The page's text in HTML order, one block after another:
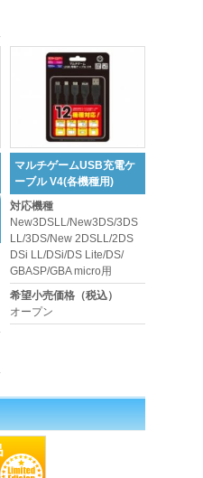
マルチゲームUSB充電ケ
ーブル V4(各機種用)
対応機種
New3DSLL/New3DS/3DS
LL/3DS/New 2DSLL/2DS
DSi LL/DSi/DS Lite/DS/
GBASP/GBA micro用
希望小売価格（税込）
オープン